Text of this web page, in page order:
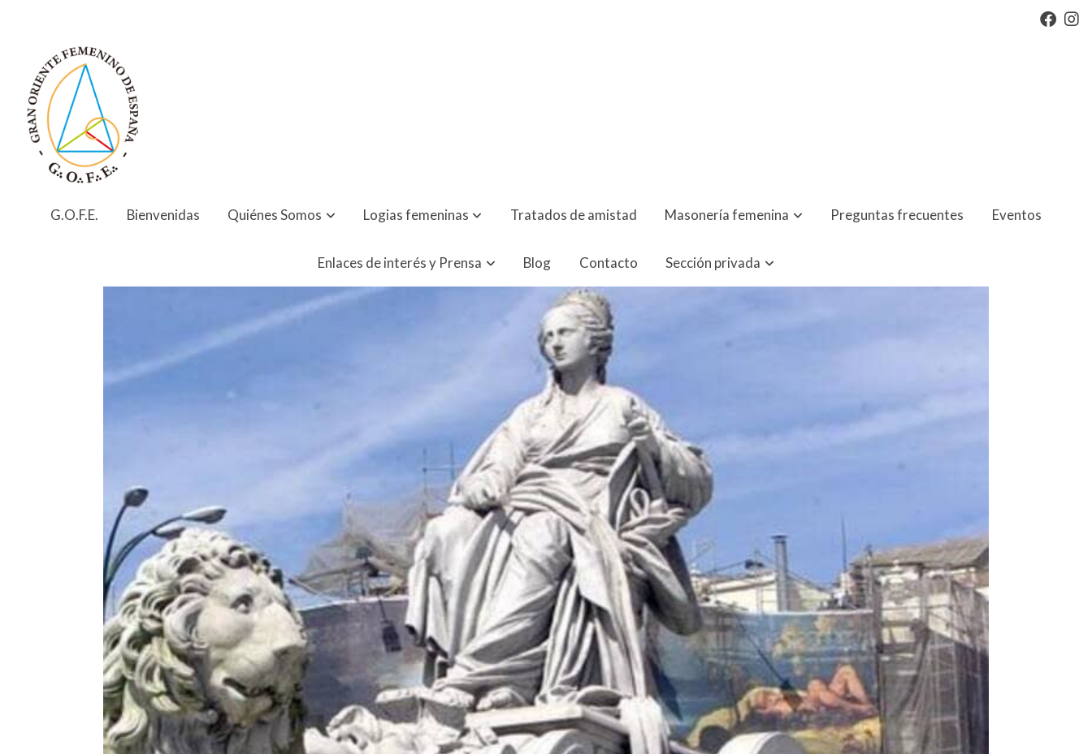
G.O.F.E. Bienvenidas Quiénes Somos Logias femeninas Tratados de amistad Masonería femenina Preguntas frecuentes Eventos
Enlaces de interés y Prensa Blog Contacto Sección privada